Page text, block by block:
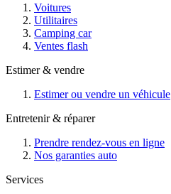
Voitures
Utilitaires
Camping car
Ventes flash
Estimer & vendre
Estimer ou vendre un véhicule
Entretenir & réparer
Prendre rendez-vous en ligne
Nos garanties auto
Services